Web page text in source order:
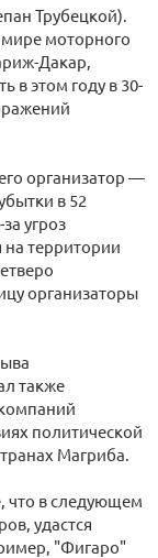
Трубецкой).
моторного
Дакар,
в этом году в 30-
организатор —
в 52
угроз
на территории
организаторы
также
политической
Магриба.
что в следующем
удастся
"Фигаро"